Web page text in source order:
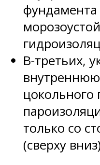
фундамента
В-третьих,
цокольного
только со
(сверху